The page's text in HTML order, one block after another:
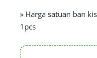
» Harga satuan ban
1pcs